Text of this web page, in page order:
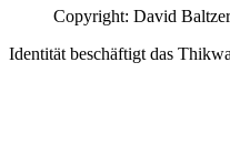
Copyright: David
Identität beschäftigt das